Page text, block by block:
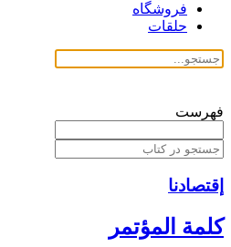
فروشگاه
حلقات
فهرست
إقتصادنا
كلمة المؤتمر